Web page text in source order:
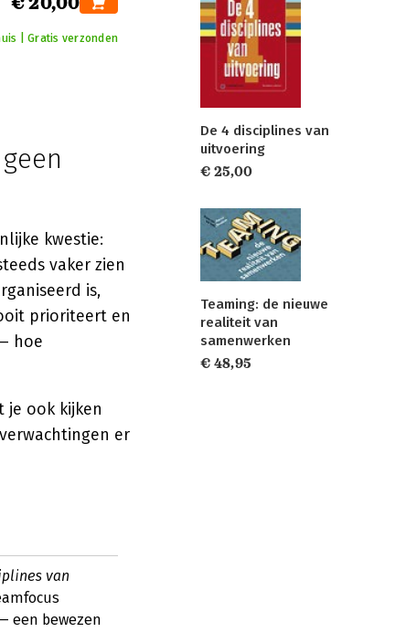
| Gratis verzonden
kwestie:
vaker zien
is,
prioriteert en
hoe
je ook kijken
er
van
een bewezen
De 4 disciplines van
uitvoering
€ 25,00
Teaming: de nieuwe
realiteit van
samenwerken
€ 48,95